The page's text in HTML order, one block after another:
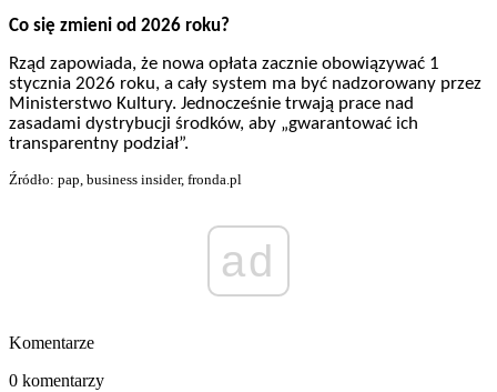
Co się zmieni od 2026 roku?
Rząd zapowiada, że nowa opłata zacznie obowiązywać 1
stycznia 2026 roku, a cały system ma być nadzorowany przez
Ministerstwo Kultury. Jednocześnie trwają prace nad
zasadami dystrybucji środków, aby „gwarantować ich
transparentny podział”.
Źródło: pap, business insider, fronda.pl
ad
Komentarze
0 komentarzy